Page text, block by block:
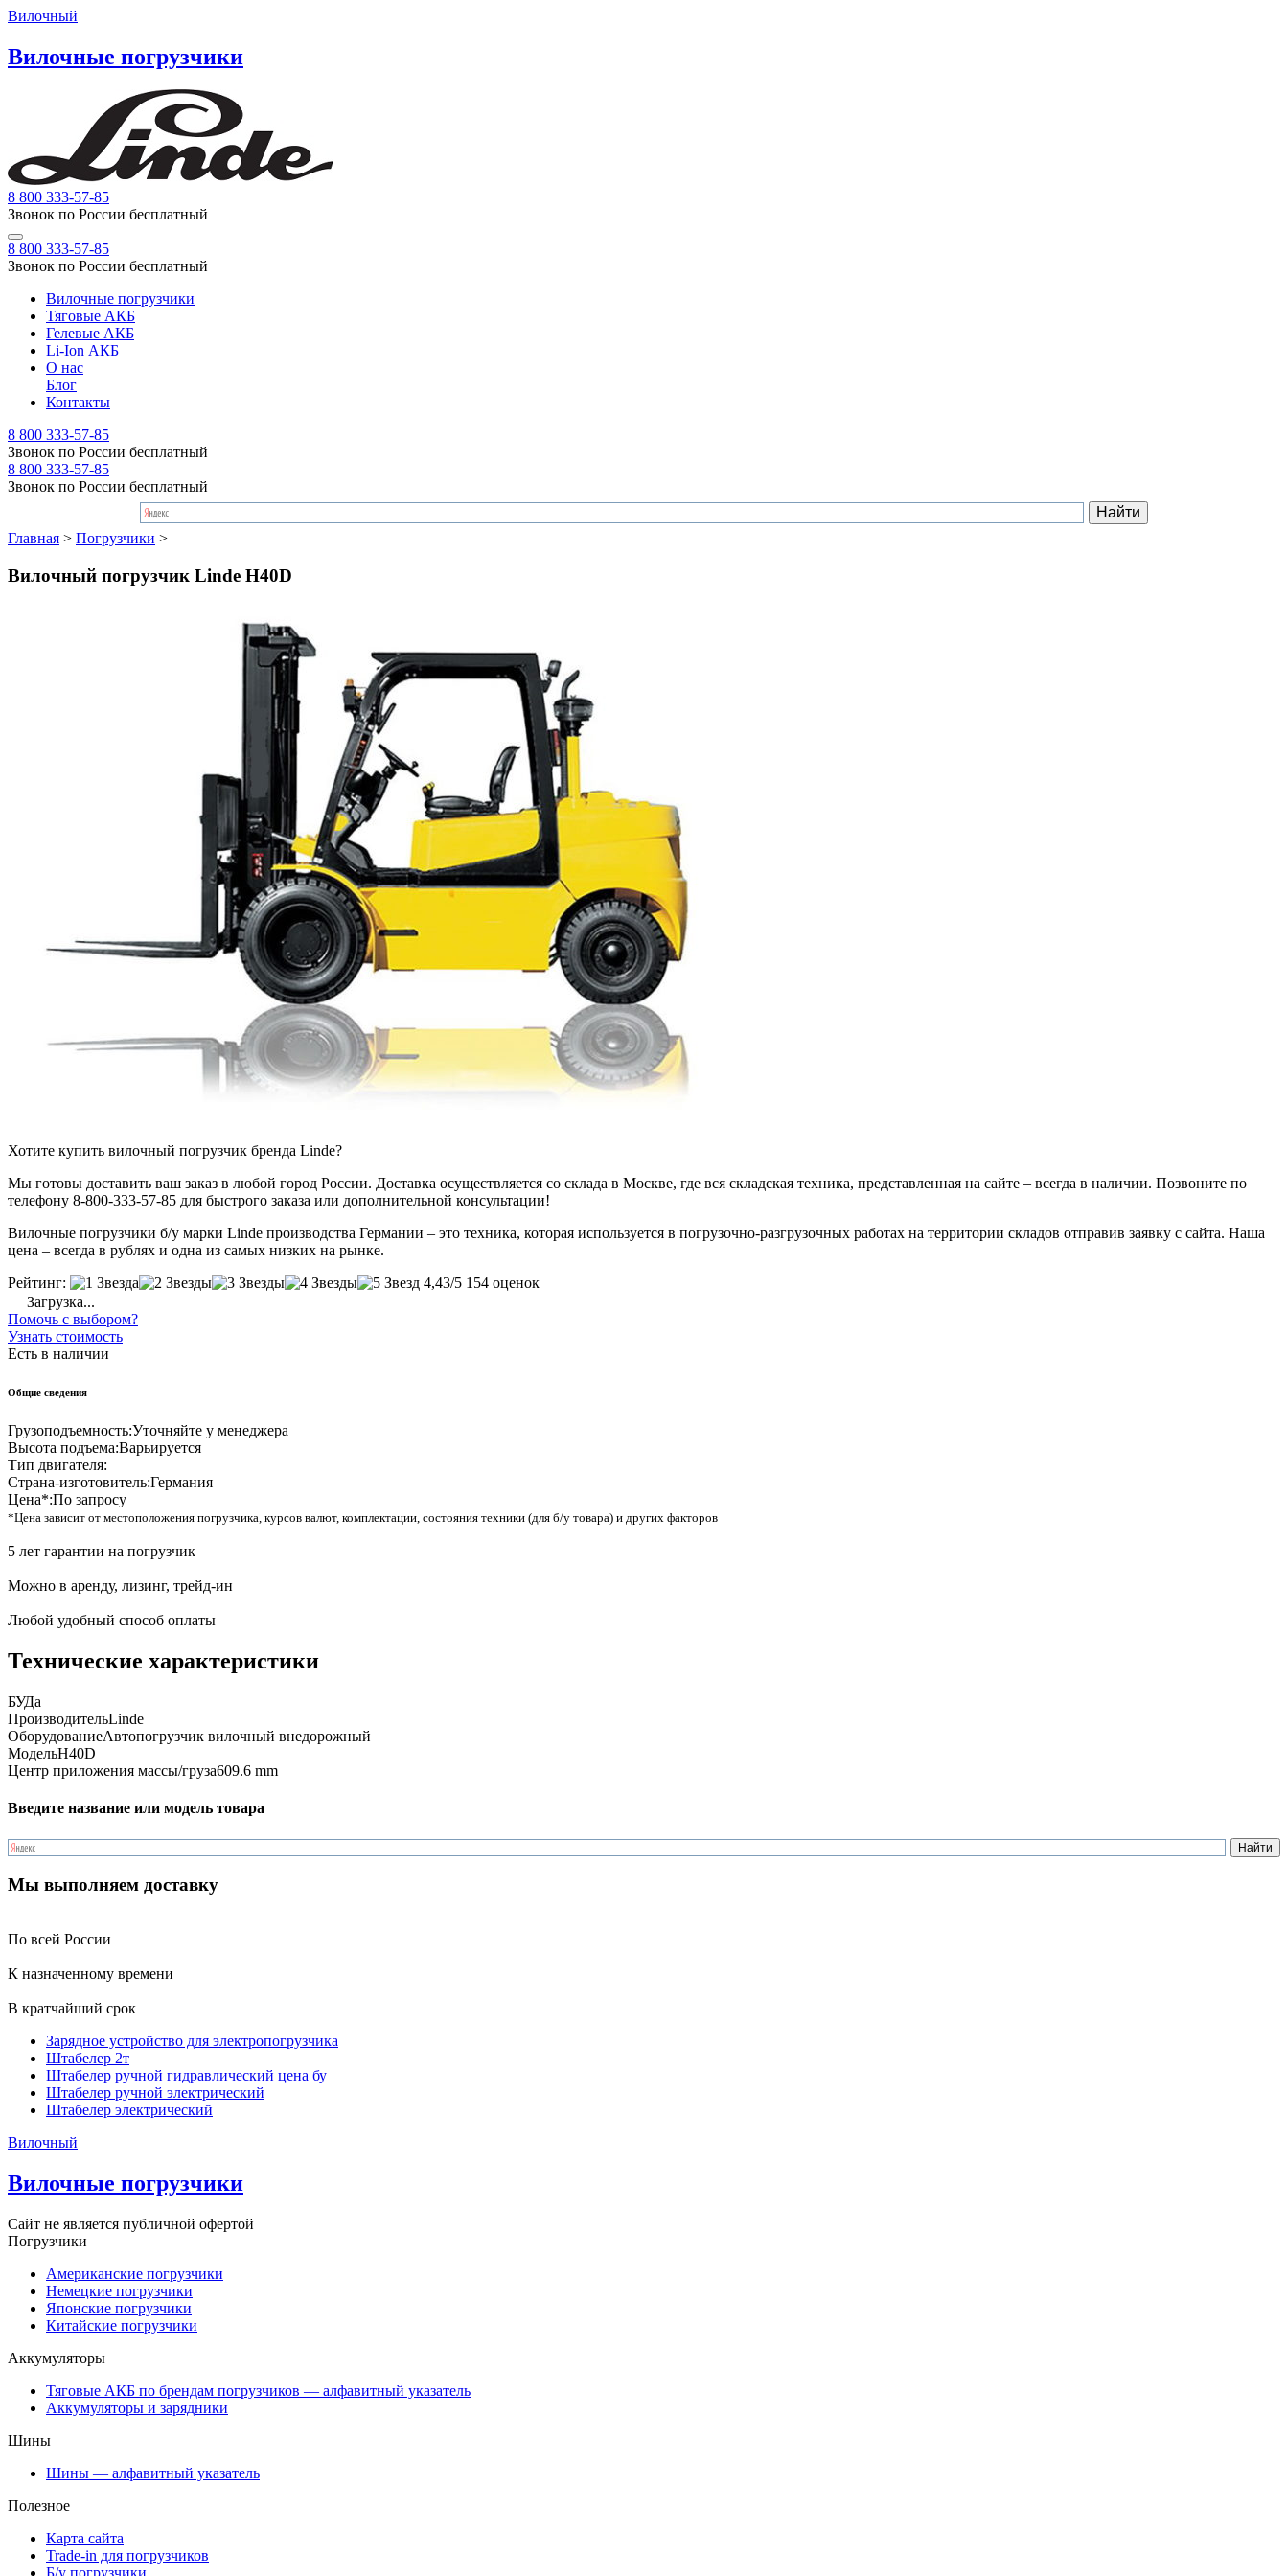
Вилочный
Вилочные погрузчики
8 800 333-57-85
Звонок по России бесплатный
8 800 333-57-85
Звонок по России бесплатный
Вилочные погрузчики
Тяговые АКБ
Гелевые АКБ
Li-Ion АКБ
О нас
Блог
Контакты
8 800 333-57-85
Звонок по России бесплатный
8 800 333-57-85
Звонок по России бесплатный
Главная > Погрузчики >
Вилочный погрузчик Linde H40D
Хотите купить вилочный погрузчик бренда Linde?
Мы готовы доставить ваш заказ в любой город России. Доставка осуществляется со склада в Москве, где вся складская техника, представленная на сайте – всегда в наличии. Позвоните по
телефону 8-800-333-57-85 для быстрого заказа или дополнительной консультации!
Вилочные погрузчики б/у марки Linde производства Германии – это техника, которая используется в погрузочно-разгрузочных работах на территории складов отправив заявку с сайта. Наша
цена – всегда в рублях и одна из самых низких на рынке.
Рейтинг:
4,43/5 154 оценок
Загрузка...
Помочь с выбором?
Узнать стоимость
Есть в наличии
Общие сведения
Грузоподъемность:Уточняйте у менеджера
Высота подъема:Варьируется
Тип двигателя:
Страна-изготовитель:Германия
Цена*:По запросу
*Цена зависит от местоположения погрузчика, курсов валют, комплектации, состояния техники (для б/у товара) и других факторов
5 лет гарантии на погрузчик
Можно в аренду, лизинг, трейд-ин
Любой удобный способ оплаты
Технические характеристики
БУДа
ПроизводительLinde
ОборудованиеАвтопогрузчик вилочный внедорожный
МодельH40D
Центр приложения массы/груза609.6 mm
Введите название или модель товара
Мы выполняем доставку
По всей России
К назначенному времени
В кратчайший срок
Зарядное устройство для электропогрузчика
Штабелер 2т
Штабелер ручной гидравлический цена бу
Штабелер ручной электрический
Штабелер электрический
Вилочный
Вилочные погрузчики
Сайт не является публичной офертой
Погрузчики
Американские погрузчики
Немецкие погрузчики
Японские погрузчики
Китайские погрузчики
Аккумуляторы
Тяговые АКБ по брендам погрузчиков — алфавитный указатель
Аккумуляторы и зарядники
Шины
Шины — алфавитный указатель
Полезное
Карта сайта
Trade-in для погрузчиков
Б/у погрузчики